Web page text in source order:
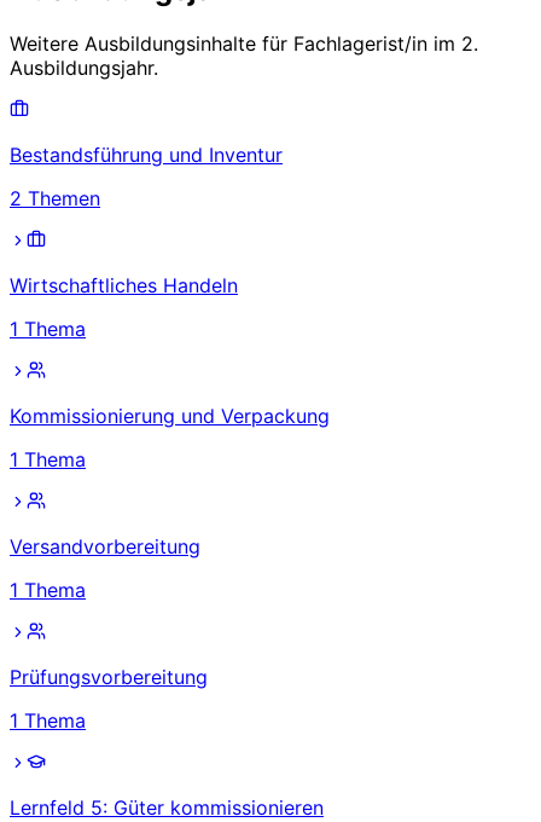
Weitere Ausbildungsinhalte für Fachlagerist/in im 2.
Ausbildungsjahr.
Bestandsführung und Inventur
2 Themen
Wirtschaftliches Handeln
1 Thema
Kommissionierung und Verpackung
1 Thema
Versandvorbereitung
1 Thema
Prüfungsvorbereitung
1 Thema
Lernfeld 5: Güter kommissionieren